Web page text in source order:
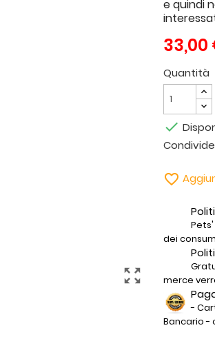
zoom_out_map
e quindi
33,00
Quantità


dei
merce
-
Bancario -